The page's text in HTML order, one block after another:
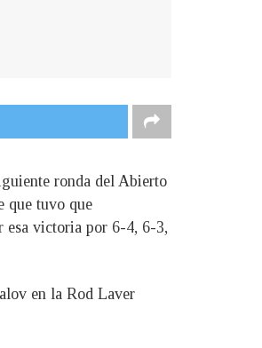
ronda del Abierto
que tuvo que
esa victoria por 6-4, 6-3,
en la Rod Laver